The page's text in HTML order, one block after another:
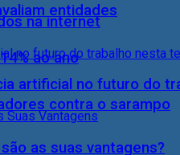
entidades
ao ano
contra o sarampo
na internet
artificial no futuro do
as suas vantagens?